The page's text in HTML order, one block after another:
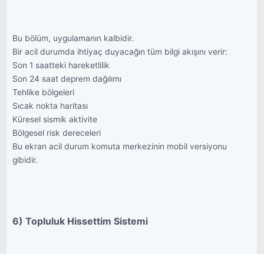
Bu bölüm, uygulamanın kalbidir.
Bir acil durumda ihtiyaç duyacağın tüm bilgi akışını verir:
Son 1 saatteki hareketlilik
Son 24 saat deprem dağılımı
Tehlike bölgeleri
Sıcak nokta haritası
Küresel sismik aktivite
Bölgesel risk dereceleri
Bu ekran acil durum komuta merkezinin mobil versiyonu
gibidir.
6) Topluluk Hissettim Sistemi